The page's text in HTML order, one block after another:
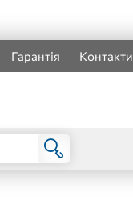
Гарантія Контакти